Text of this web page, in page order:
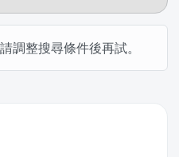
調整搜尋條件後再試。